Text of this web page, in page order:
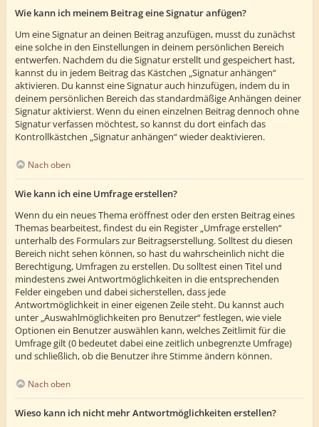
Wie kann ich meinem Beitrag eine Signatur anfügen?
Um eine Signatur an deinen Beitrag anzufügen, musst du zunächst
eine solche in den Einstellungen in deinem persönlichen Bereich
entwerfen. Nachdem du die Signatur erstellt und gespeichert hast,
kannst du in jedem Beitrag das Kästchen „Signatur anhängen“
aktivieren. Du kannst eine Signatur auch hinzufügen, indem du in
deinem persönlichen Bereich das standardmäßige Anhängen deiner
Signatur aktivierst. Wenn du einen einzelnen Beitrag dennoch ohne
Signatur verfassen möchtest, so kannst du dort einfach das
Kontrollkästchen „Signatur anhängen“ wieder deaktivieren.
Nach oben
Wie kann ich eine Umfrage erstellen?
Wenn du ein neues Thema eröffnest oder den ersten Beitrag eines
Themas bearbeitest, findest du ein Register „Umfrage erstellen“
unterhalb des Formulars zur Beitragserstellung. Solltest du diesen
Bereich nicht sehen können, so hast du wahrscheinlich nicht die
Berechtigung, Umfragen zu erstellen. Du solltest einen Titel und
mindestens zwei Antwortmöglichkeiten in die entsprechenden
Felder eingeben und dabei sicherstellen, dass jede
Antwortmöglichkeit in einer eigenen Zeile steht. Du kannst auch
unter „Auswahlmöglichkeiten pro Benutzer“ festlegen, wie viele
Optionen ein Benutzer auswählen kann, welches Zeitlimit für die
Umfrage gilt (0 bedeutet dabei eine zeitlich unbegrenzte Umfrage)
und schließlich, ob die Benutzer ihre Stimme ändern können.
Nach oben
Wieso kann ich nicht mehr Antwortmöglichkeiten erstellen?